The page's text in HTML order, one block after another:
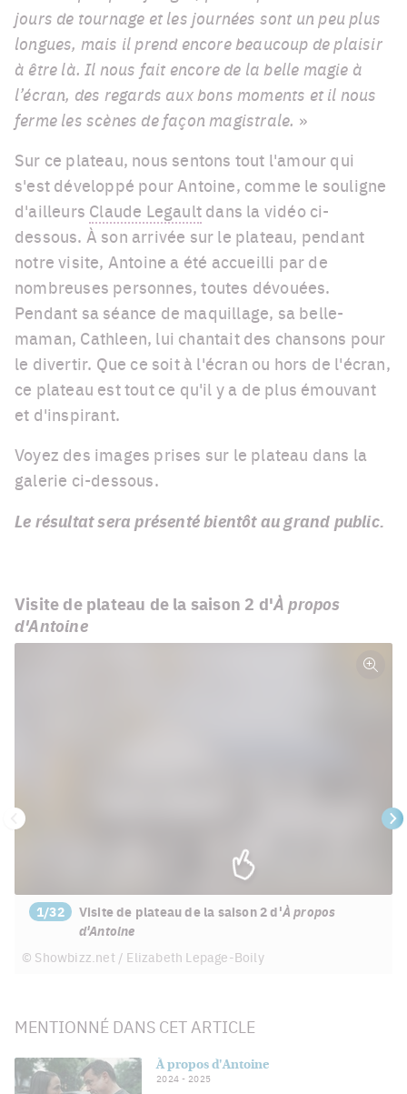
jours de tournage et les journées sont un peu plus
longues, mais il prend encore beaucoup de plaisir
à être là. Il nous fait encore de la belle magie à
l’écran, des regards aux bons moments et il nous
ferme les scènes de façon magistrale. »
Sur ce plateau, nous sentons tout l'amour qui
s'est développé pour Antoine, comme le souligne
d'ailleurs Claude Legault dans la vidéo ci-
dessous. À son arrivée sur le plateau, pendant
notre visite, Antoine a été accueilli par de
nombreuses personnes, toutes dévouées.
Pendant sa séance de maquillage, sa belle-
maman, Cathleen, lui chantait des chansons pour
le divertir. Que ce soit à l'écran ou hors de l'écran,
ce plateau est tout ce qu'il y a de plus émouvant
et d'inspirant.
Voyez des images prises sur le plateau dans la
galerie ci-dessous.
Le résultat sera présenté bientôt au grand public.
Visite de plateau de la saison 2 d'À propos
d'Antoine
Plein
1/32 Visite de plateau de la saison 2 d'À propos
d'Antoine
© Showbizz.net / Elizabeth Lepage-Boily
Précédent
MENTIONNÉ DANS CET ARTICLE
À propos d'Antoine
2024 - 2025